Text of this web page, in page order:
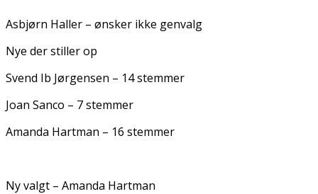
Asbjørn Haller – ønsker ikke genvalg
Nye der stiller op
Svend Ib Jørgensen – 14 stemmer
Joan Sanco – 7 stemmer
Amanda Hartman – 16 stemmer
Ny valgt – Amanda Hartman